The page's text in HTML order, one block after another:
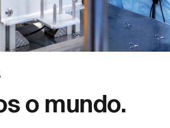
o mundo.